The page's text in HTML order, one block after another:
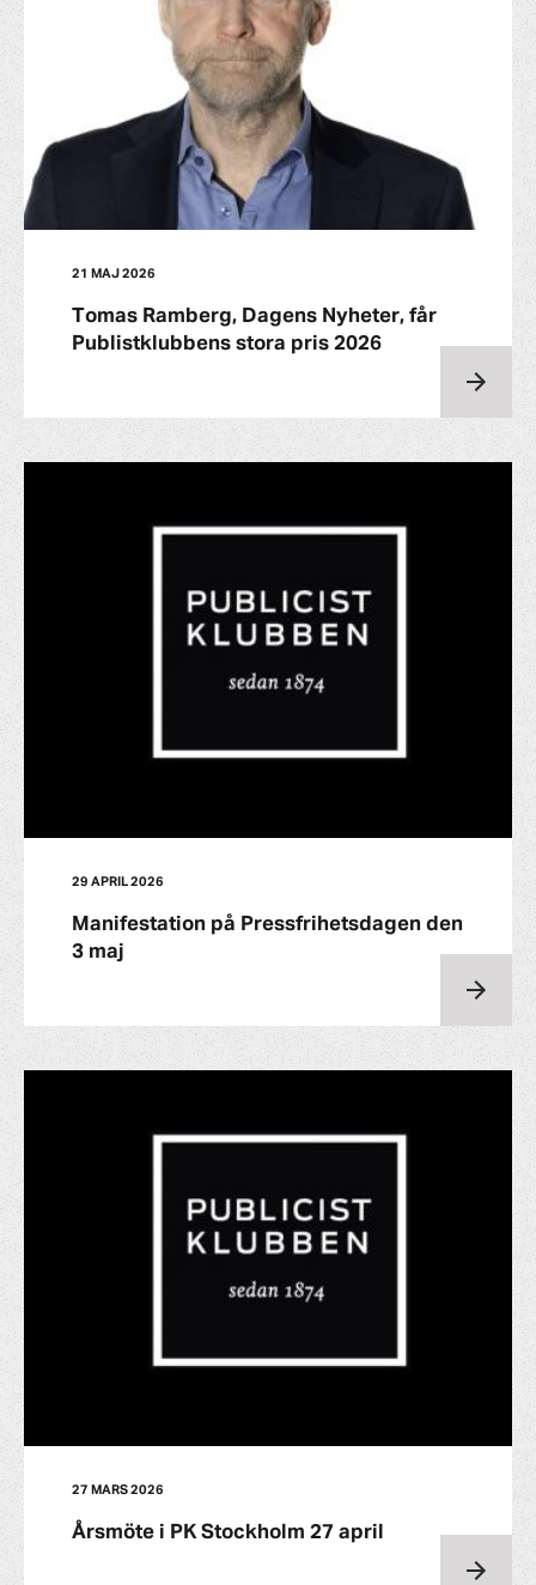
21 MAJ 2026
Tomas Ramberg, Dagens Nyheter, får
Publistklubbens stora pris 2026
29 APRIL 2026
Manifestation på Pressfrihetsdagen den
3 maj
27 MARS 2026
Årsmöte i PK Stockholm 27 april